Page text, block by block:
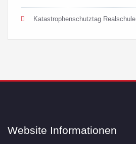
Katastrophenschutztag Realschule
Website Informationen